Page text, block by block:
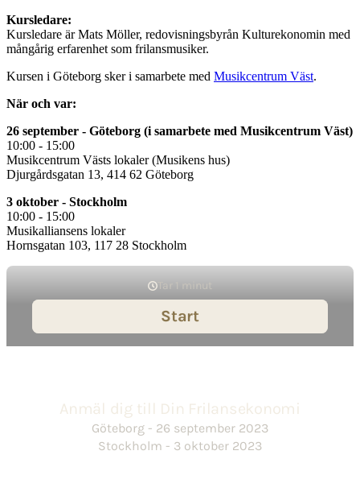
Kursledare:
Kursledare är Mats Möller, redovisningsbyrån Kulturekonomin med
mångårig erfarenhet som frilansmusiker.
Kursen i Göteborg sker i samarbete med Musikcentrum Väst.
När och var:
26 september - Göteborg (i samarbete med Musikcentrum Väst)
10:00 - 15:00
Musikcentrum Västs lokaler (Musikens hus)
Djurgårdsgatan 13, 414 62 Göteborg
3 oktober - Stockholm
10:00 - 15:00
Musikalliansens lokaler
Hornsgatan 103, 117 28 Stockholm